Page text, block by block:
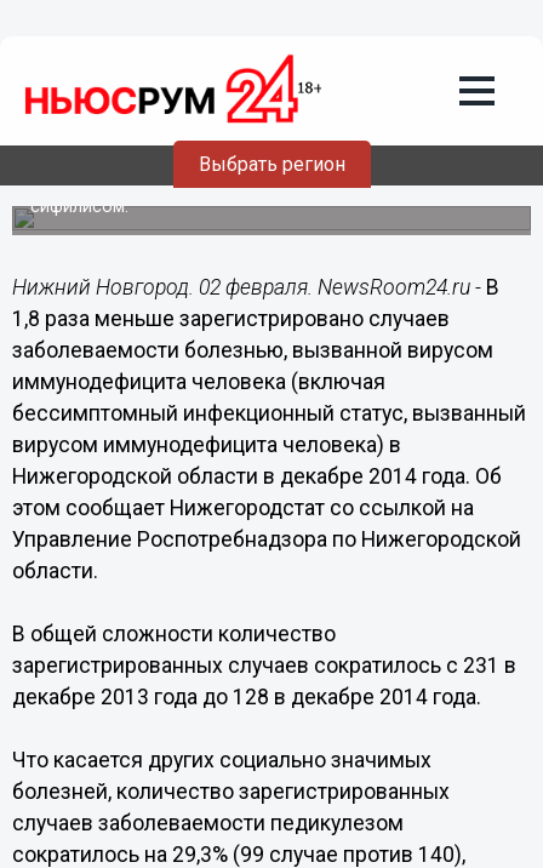
Выбрать регион
В 1,8 раза упала заболеваемость
СПИДом в Нижегородской области в
декабре 2014 года
Также сократилась заболеваемость педикулезом и
сифилисом.
Нижний Новгород. 02 февраля. NewsRoom24.ru - В
1,8 раза меньше зарегистрировано случаев
заболеваемости болезнью, вызванной вирусом
иммунодефицита человека (включая
бессимптомный инфекционный статус, вызванный
вирусом иммунодефицита человека) в
Нижегородской области в декабре 2014 года. Об
этом сообщает Нижегородстат со ссылкой на
Управление Роспотребнадзора по Нижегородской
области.
В общей сложности количество
зарегистрированных случаев сократилось с 231 в
декабре 2013 года до 128 в декабре 2014 года.
Что касается других социально значимых
болезней, количество зарегистрированных
случаев заболеваемости педикулезом
сократилось на 29,3% (99 случае против 140),